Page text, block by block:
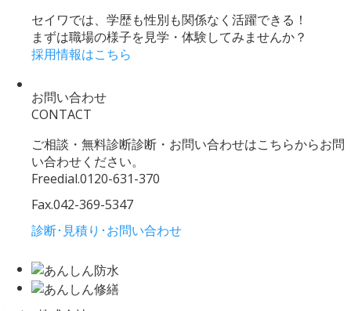
セイワでは、学歴も性別も関係なく活躍できる！
まずは職場の様子を見学・体験してみませんか？
採用情報はこちら
お問い合わせ
CONTACT
ご相談・無料診断診断・お問い合わせはこちらからお問
い合わせください。
Freedial.0120-631-370
Fax.042-369-5347
診断･見積り･お問い合わせ